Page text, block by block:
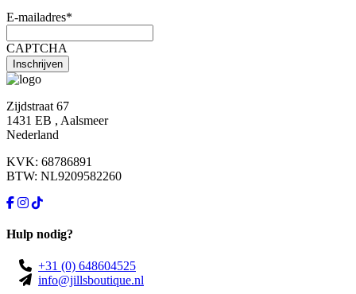
E-mailadres*
CAPTCHA
Zijdstraat 67
1431 EB , Aalsmeer
Nederland
KVK: 68786891
BTW: NL9209582260
Hulp nodig?
+31 (0) 648604525
info@jillsboutique.nl